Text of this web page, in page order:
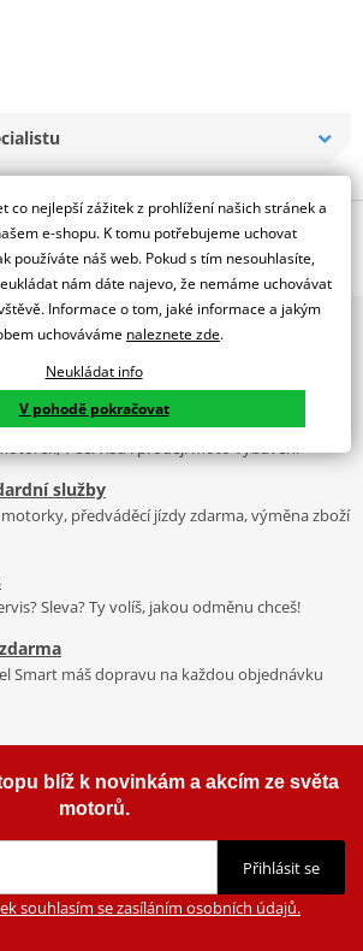
)
nabízí maximální ochranu Vašeho
materiálu.
montážní sady.
showroom
v Praze a Liberci
let zkušeností
v servisu i prodeji moto vybavení
služby
motorky, předváděcí jízdy zdarma, výměna zboží
Sleva? Ty volíš, jakou odměnu chceš!
Smart máš dopravu na každou objednávku
blíž k novinkám a akcím ze světa
motorů.
Přihlásit se
souhlasím se zasíláním osobních údajů.
co nejlepší zážitek z prohlížení našich stránek a
e-shopu. K tomu potřebujeme uchovat
používáte náš web. Pokud s tím nesouhlasíte,
nám dáte najevo, že nemáme uchovávat
Informace o tom, jaké informace a jakým
uchováváme naleznete zde.
Neukládat info
V pohodě pokračovat